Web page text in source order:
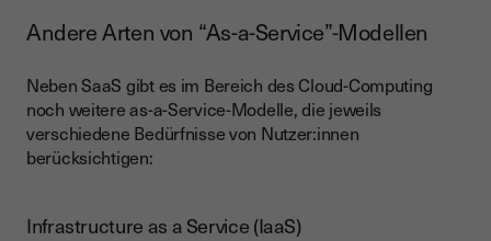
Andere Arten von “As-a-Service”-Modellen
Neben SaaS gibt es im Bereich des Cloud-Computing
noch weitere as-a-Service-Modelle, die jeweils
verschiedene Bedürfnisse von Nutzer:innen
berücksichtigen:
Infrastructure as a Service (IaaS)